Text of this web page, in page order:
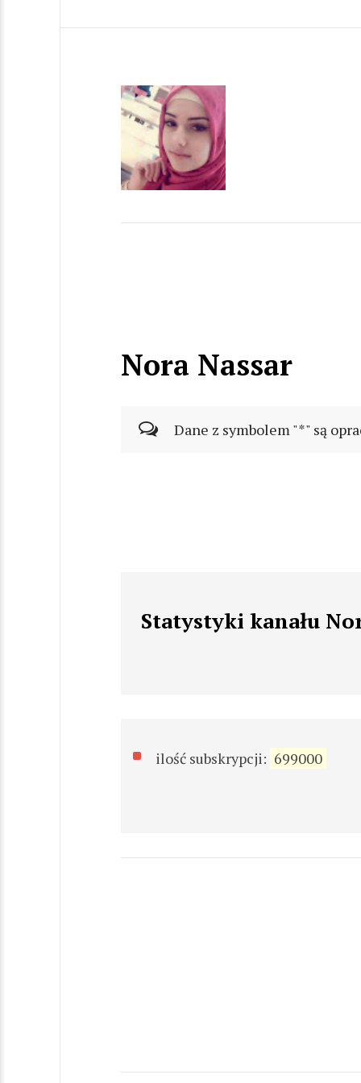
Nora Nassar
Dane z symbolem "*" są
Statystyki kanału
ilość subskrypcji: 699000